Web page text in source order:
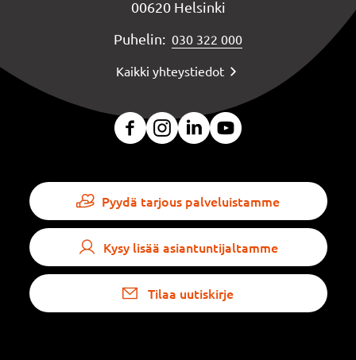
00620 Helsinki
Puhelin: 030 322 000
Kaikki yhteystiedot
Pyydä tarjous palveluistamme
Kysy lisää asiantuntijaltamme
Tilaa uutiskirje